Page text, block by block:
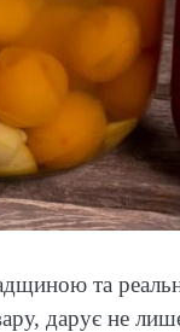
та
дарує не